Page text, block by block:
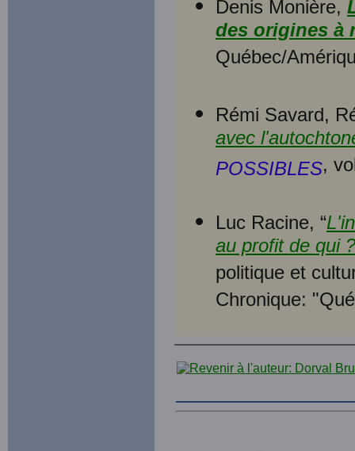
Denis Monière,
des origines à
Québec/
Rémi Savard,
avec
POSSIBLES,
Luc Racine, “
au profit de qui ?
politique et
Chronique: